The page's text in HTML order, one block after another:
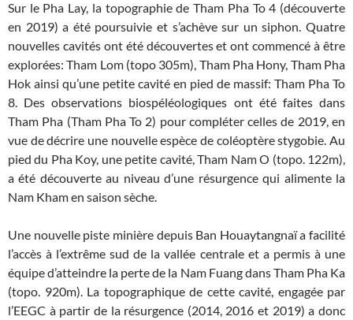
Sur le Pha Lay, la topographie de Tham Pha To 4 (découverte
en 2019) a été poursuivie et s’achève sur un siphon. Quatre
nouvelles cavités ont été découvertes et ont commencé à être
explorées: Tham Lom (topo 305m), Tham Pha Hony, Tham Pha
Hok ainsi qu’une petite cavité en pied de massif: Tham Pha To
8. Des observations biospéléologiques ont été faites dans
Tham Pha (Tham Pha To 2) pour compléter celles de 2019, en
vue de décrire une nouvelle espèce de coléoptère stygobie. Au
pied du Pha Koy, une petite cavité, Tham Nam O (topo. 122m),
a été découverte au niveau d’une résurgence qui alimente la
Nam Kham en saison sèche.
Une nouvelle piste minière depuis Ban Houaytangnaï a facilité
l’accès à l’extrême sud de la vallée centrale et a permis à une
équipe d’atteindre la perte de la Nam Fuang dans Tham Pha Ka
(topo. 920m). La topographique de cette cavité, engagée par
l’EEGC à partir de la résurgence (2014, 2016 et 2019) a donc